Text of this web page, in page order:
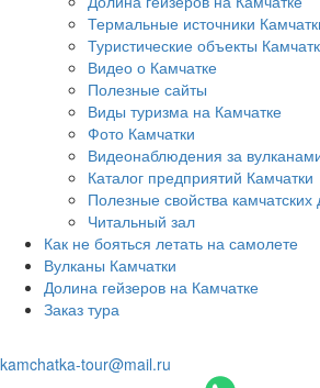
Термальные источники
Туристические объекты
Видео о Камчатке
Полезные сайты
Виды туризма на Камчатке
Фото Камчатки
Видеонаблюдения за
Каталог предприятий Камчатки
Полезные свойства камчатских
Читальный зал
Как не бояться летать на самолете
Вулканы Камчатки
Долина гейзеров на Камчатке
Заказ тура
kamchatka-tour@mail.ru